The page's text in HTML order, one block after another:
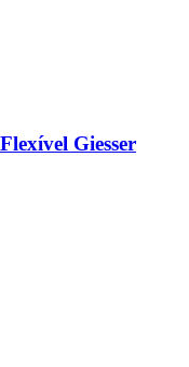
Giesser